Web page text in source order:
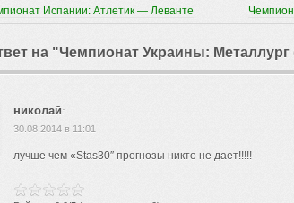
Испании: Атлетик — Леванте
на "Чемпионат Украины:
николай:
30.08.2014 в 11:01
лучше чем «Stas30″ прогнозы никто не дает!!!!!